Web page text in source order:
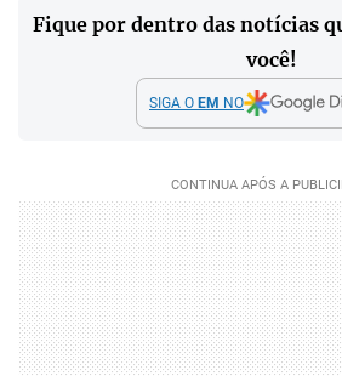
Fique por dentro das notícias
você!
SIGA O EM NO